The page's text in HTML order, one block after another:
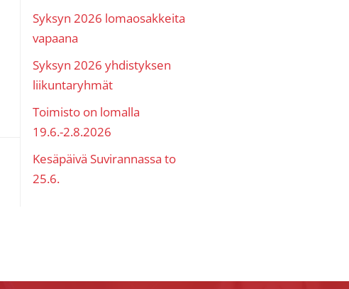
Syksyn 2026 lomaosakkeita
vapaana
Syksyn 2026 yhdistyksen
liikuntaryhmät
Toimisto on lomalla
19.6.-2.8.2026
Kesäpäivä Suvirannassa to
25.6.